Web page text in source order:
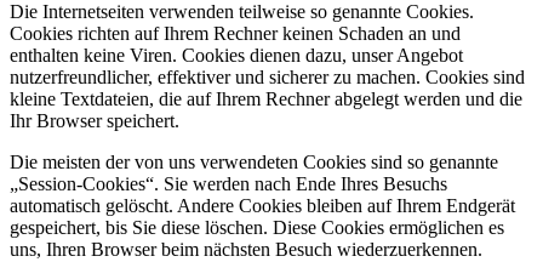
Die Internetseiten verwenden teilweise so genannte Cookies.
Cookies richten auf Ihrem Rechner keinen Schaden an und
enthalten keine Viren. Cookies dienen dazu, unser Angebot
nutzerfreundlicher, effektiver und sicherer zu machen. Cookies sind
kleine Textdateien, die auf Ihrem Rechner abgelegt werden und die
Ihr Browser speichert.
Die meisten der von uns verwendeten Cookies sind so genannte
„Session-Cookies“. Sie werden nach Ende Ihres Besuchs
automatisch gelöscht. Andere Cookies bleiben auf Ihrem Endgerät
gespeichert, bis Sie diese löschen. Diese Cookies ermöglichen es
uns, Ihren Browser beim nächsten Besuch wiederzuerkennen.